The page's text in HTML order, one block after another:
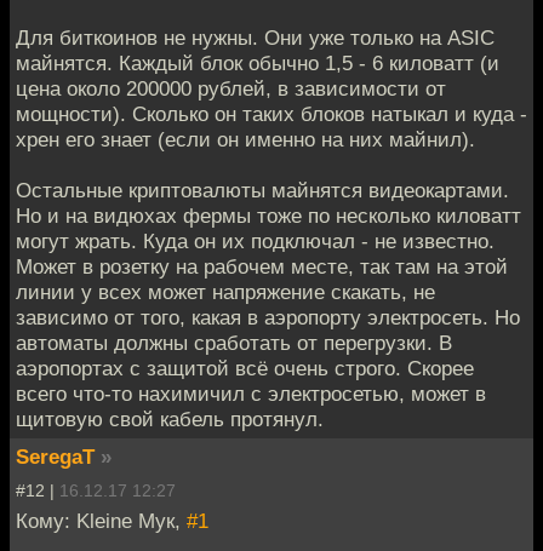
Для биткоинов не нужны. Они уже только на ASIC
майнятся. Каждый блок обычно 1,5 - 6 киловатт (и
цена около 200000 рублей, в зависимости от
мощности). Сколько он таких блоков натыкал и куда -
хрен его знает (если он именно на них майнил).
Остальные криптовалюты майнятся видеокартами.
Но и на видюхах фермы тоже по несколько киловатт
могут жрать. Куда он их подключал - не известно.
Может в розетку на рабочем месте, так там на этой
линии у всех может напряжение скакать, не
зависимо от того, какая в аэропорту электросеть. Но
автоматы должны сработать от перегрузки. В
аэропортах с защитой всё очень строго. Скорее
всего что-то нахимичил с электросетью, может в
щитовую свой кабель протянул.
SeregaT »
#12 | 16.12.17 12:27
Кому: Kleine Мук, #1